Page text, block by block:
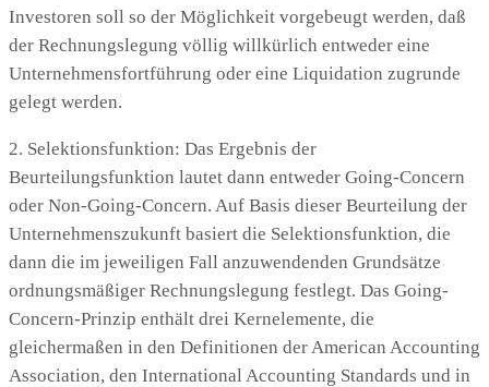
Investoren soll so der Möglichkeit vorgebeugt werden, daß
der Rechnungslegung völlig willkürlich entweder eine
Unternehmensfortführung oder eine Liquidation zugrunde
gelegt werden.
2. Selektionsfunktion: Das Ergebnis der
Beurteilungsfunktion lautet dann entweder Going-Concern
oder Non-Going-Concern. Auf Basis dieser Beurteilung der
Unternehmenszukunft basiert die Selektionsfunktion, die
dann die im jeweiligen Fall anzuwendenden Grundsätze
ordnungsmäßiger Rechnungslegung festlegt. Das Going-
Concern-Prinzip enthält drei Kernelemente, die
gleichermaßen in den Definitionen der American Accounting
Association, den International Accounting Standards und in